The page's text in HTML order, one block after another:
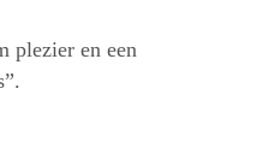
plezier en een